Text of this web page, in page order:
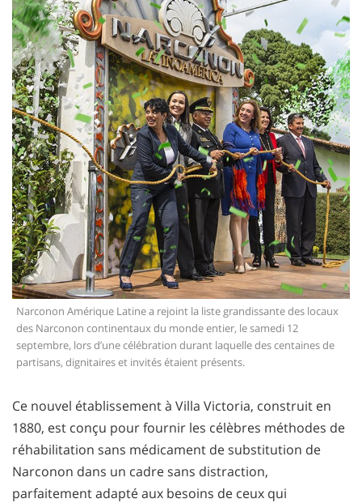
Narconon Amérique Latine a rejoint la liste grandissante des locaux
des Narconon continentaux du monde entier, le samedi 12
septembre, lors d’une célébration durant laquelle des centaines de
partisans, dignitaires et invités étaient présents.
Ce nouvel établissement à Villa Victoria, construit en
1880, est conçu pour fournir les célèbres méthodes de
réhabilitation sans médicament de substitution de
Narconon dans un cadre sans distraction,
parfaitement adapté aux besoins de ceux qui